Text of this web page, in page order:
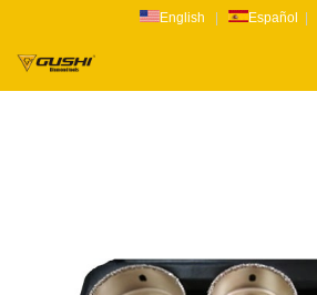
English Español
КАТАЛОГ